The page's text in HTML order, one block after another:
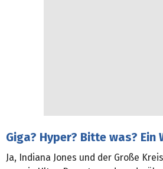
Giga? Hyper? Bitte was? Ein
Ja, Indiana Jones und der Große